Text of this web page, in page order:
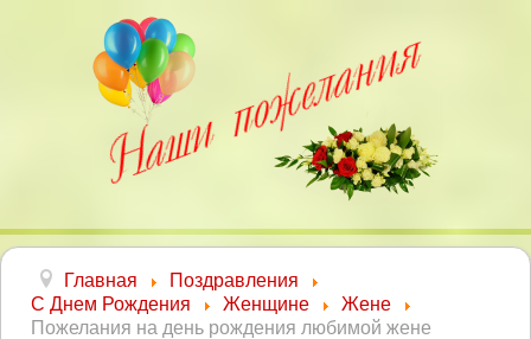
Главная
Поздравления
С Днем Рождения
Женщине
Жене
Пожелания на день рождения любимой жене